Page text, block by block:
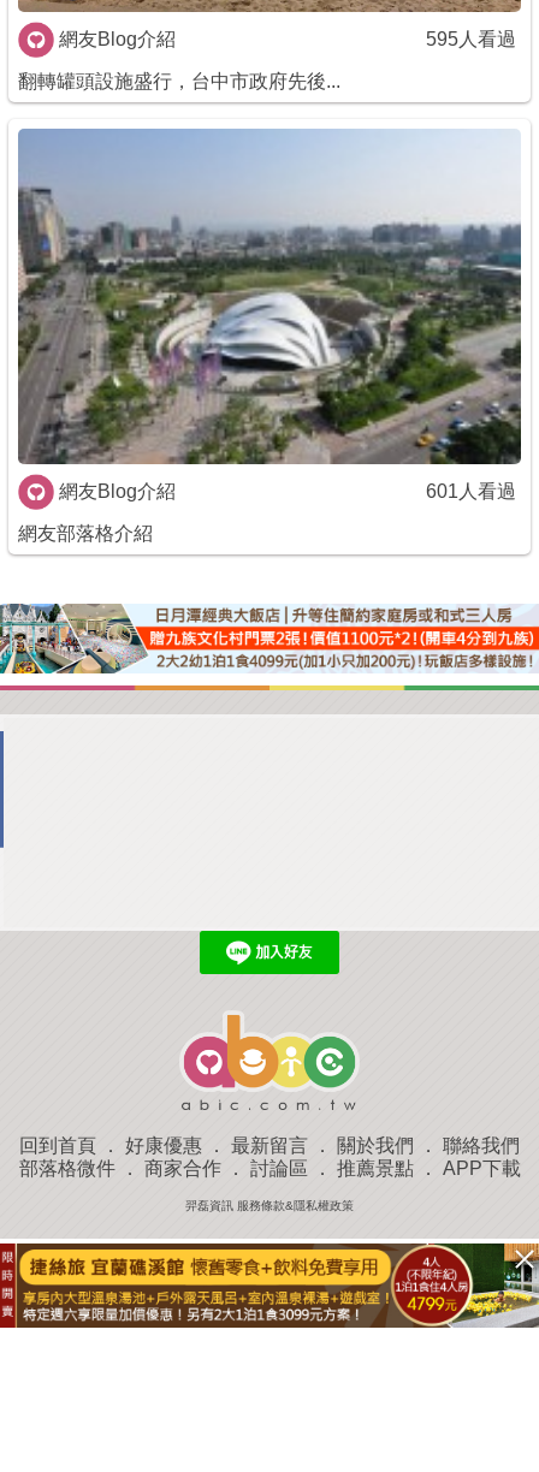
網友Blog介紹 595人看過
翻轉罐頭設施盛行，台中市政府先後...
網友Blog介紹 601人看過
網友部落格介紹
回到首頁 ． 好康優惠 ． 最新留言 ． 關於我們 ． 聯絡我們
部落格微件． 商家合作． 討論區 ． 推薦景點． APP下載
羿磊資訊 服務條款&隱私權政策